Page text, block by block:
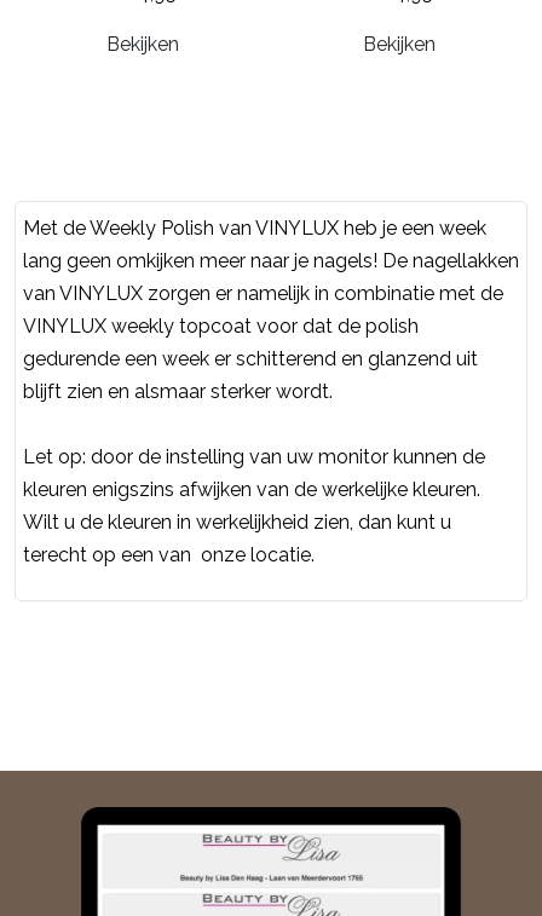
Bekijken Bekijken
Met de Weekly Polish van VINYLUX heb je een week
lang geen omkijken meer naar je nagels! De nagellakken
van VINYLUX zorgen er namelijk in combinatie met de
VINYLUX weekly topcoat voor dat de polish
gedurende een week er schitterend en glanzend uit
blijft zien en alsmaar sterker wordt.
Let op: door de instelling van uw monitor kunnen de
kleuren enigszins afwijken van de werkelijke kleuren.
Wilt u de kleuren in werkelijkheid zien, dan kunt u
terecht op een van onze locatie.